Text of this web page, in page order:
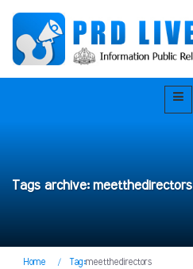
Tags archive: meetthedirectors
Home / Tag:meetthedirectors